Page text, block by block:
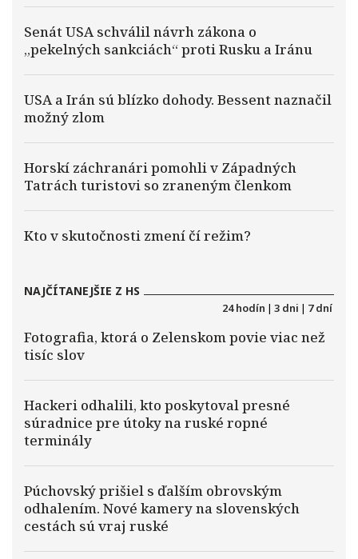
Senát USA schválil návrh zákona o
„pekelných sankciách“ proti Rusku a Iránu
USA a Irán sú blízko dohody. Bessent naznačil
možný zlom
Horskí záchranári pomohli v Západných
Tatrách turistovi so zraneným členkom
Kto v skutočnosti zmení čí režim?
NAJČÍTANEJŠIE Z HS
24 hodín | 3 dni | 7 dní
Fotografia, ktorá o Zelenskom povie viac než
tisíc slov
Hackeri odhalili, kto poskytoval presné
súradnice pre útoky na ruské ropné
terminály
Púchovský prišiel s ďalším obrovským
odhalením. Nové kamery na slovenských
cestách sú vraj ruské